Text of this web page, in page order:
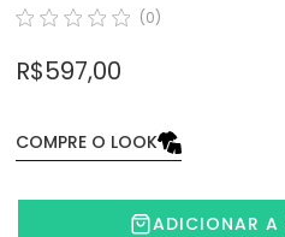
(0)
R$ 597,00
COMPRE O LOOK
ADICIONAR A